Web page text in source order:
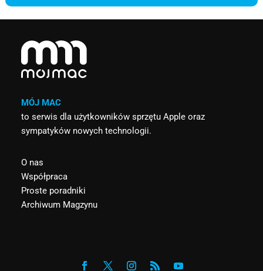
MÓJ MAC
to serwis dla użytkowników sprzętu Apple oraz
sympatyków nowych technologii.
O nas
Współpraca
Proste poradniki
Archiwum Magzynu